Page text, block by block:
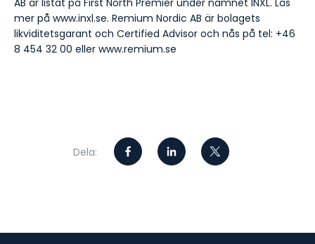
AB är listat på First North Premier under namnet INXL. Läs
mer på www.inxl.se. Remium Nordic AB är bolagets
likviditetsgarant och Certified Advisor och nås på tel: +46
8 454 32 00 eller www.remium.se
Dela: